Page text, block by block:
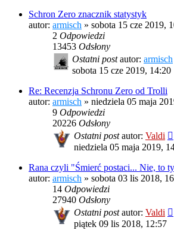
Schron Zero znacznik statystyk
autor: armisch » sobota 15 cze 2019,
2 Odpowiedzi
13453 Odsłony
Ostatni postautor: armisch
sobota 15 cze 2019, 14:20
Re: Recenzja Schronu Zero od Trolli
autor: armisch » niedziela 05 maja
9 Odpowiedzi
20226 Odsłony
Ostatni postautor: Valdi
niedziela 05 maja 2019,
Rana czyli "Śmierć postaci... Nie, to
autor: armisch » sobota 03 lis 2018,
14 Odpowiedzi
27940 Odsłony
Ostatni postautor: Valdi
piątek 09 lis 2018, 12:57